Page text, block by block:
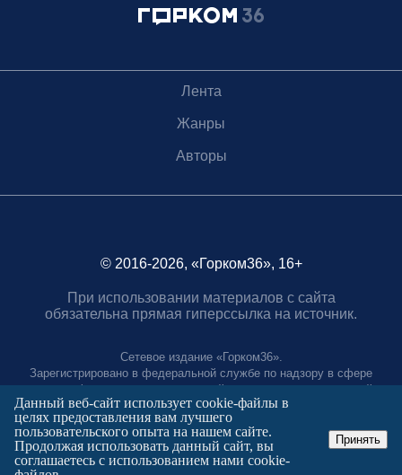
Лента
Жанры
Авторы
© 2016-2026, «Горком36», 16+
При использовании материалов с сайта
обязательна прямая гиперссылка на источник.
Сетевое издание «Горком36».
Зарегистрировано в федеральной службе по надзору в сфере
связи, информационных технологий и массовых коммуникаций.
Регистрационный номер ЭЛ № ФС77-88966 от 21 января 2025 г.
Учредитель: Муниципальное автономное учреждение "Агентство
городских коммуникаций"
Главный редактор:
Полтаев Герман Вахаевич.
Данный веб-сайт использует cookie-файлы в
целях предоставления вам лучшего
пользовательского опыта на нашем сайте.
Продолжая использовать данный сайт, вы
соглашаетесь с использованием нами cookie-
Принять